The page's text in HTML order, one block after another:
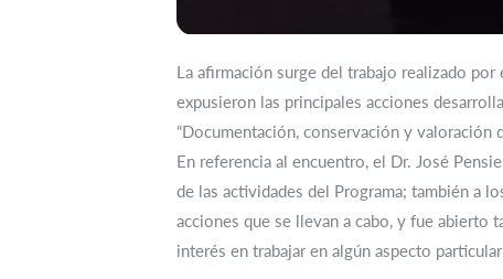
La afirmación surge del trabajo realizado
expusieron las principales acciones
“Documentación, conservación y valoración
En referencia al encuentro, el Dr. José
de las actividades del Programa; también a
acciones que se llevan a cabo, y fue abierto
interés en trabajar en algún aspecto